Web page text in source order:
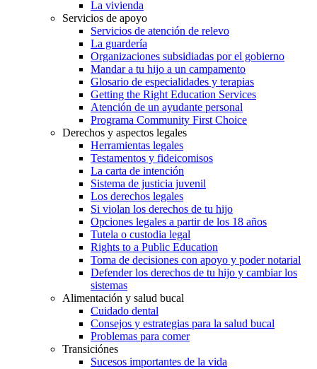
La vivienda
Servicios de apoyo
Servicios de atención de relevo
La guardería
Organizaciones subsidiadas por el gobierno
Mandar a tu hijo a un campamento
Glosario de especialidades y terapias
Getting the Right Education Services
Atención de un ayudante personal
Programa Community First Choice
Derechos y aspectos legales
Herramientas legales
Testamentos y fideicomisos
La carta de intención
Sistema de justicia juvenil
Los derechos legales
Si violan los derechos de tu hijo
Opciones legales a partir de los 18 años
Tutela o custodia legal
Rights to a Public Education
Toma de decisiones con apoyo y poder notarial
Defender los derechos de tu hijo y cambiar los
sistemas
Alimentación y salud bucal
Cuidado dental
Consejos y estrategias para la salud bucal
Problemas para comer
Transiciónes
Sucesos importantes de la vida